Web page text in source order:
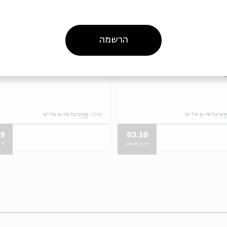
כרטיסים אחרונים
מי-ם אל ים
03.10
ה' | 20:30
מתוך:פסטיבל מי-ם אל ים
ו' |
הרשמה